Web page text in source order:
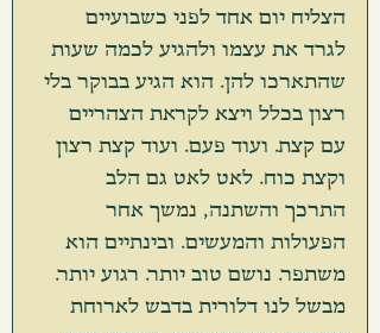
הצליח יום אחד לפני כשבועיים
לגרד את עצמו ולהגיע לכמה שעות
שהתארכו להן. הוא הגיע בבוקר בלי
רצון בכלל ויצא לקראת הצהריים
עם קצת. ועוד פעם. ועוד קצת רצון
וקצת כוח. לאט לאט גם הלב
התרכך והשתנה, נמשך אחר
הפעולות והמעשים. ובינתיים הוא
משתפר. נושם טוב יותר. רגוע יותר.
מבשל לנו דלורית בדבש לארוחת